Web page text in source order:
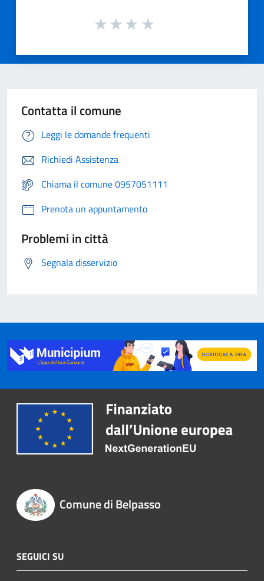
Contatta il comune
Leggi le domande frequenti
Richiedi Assistenza
Chiama il comune 0957051111
Prenota un appuntamento
Problemi in città
Segnala disservizio
Comune di Belpasso
SEGUICI SU